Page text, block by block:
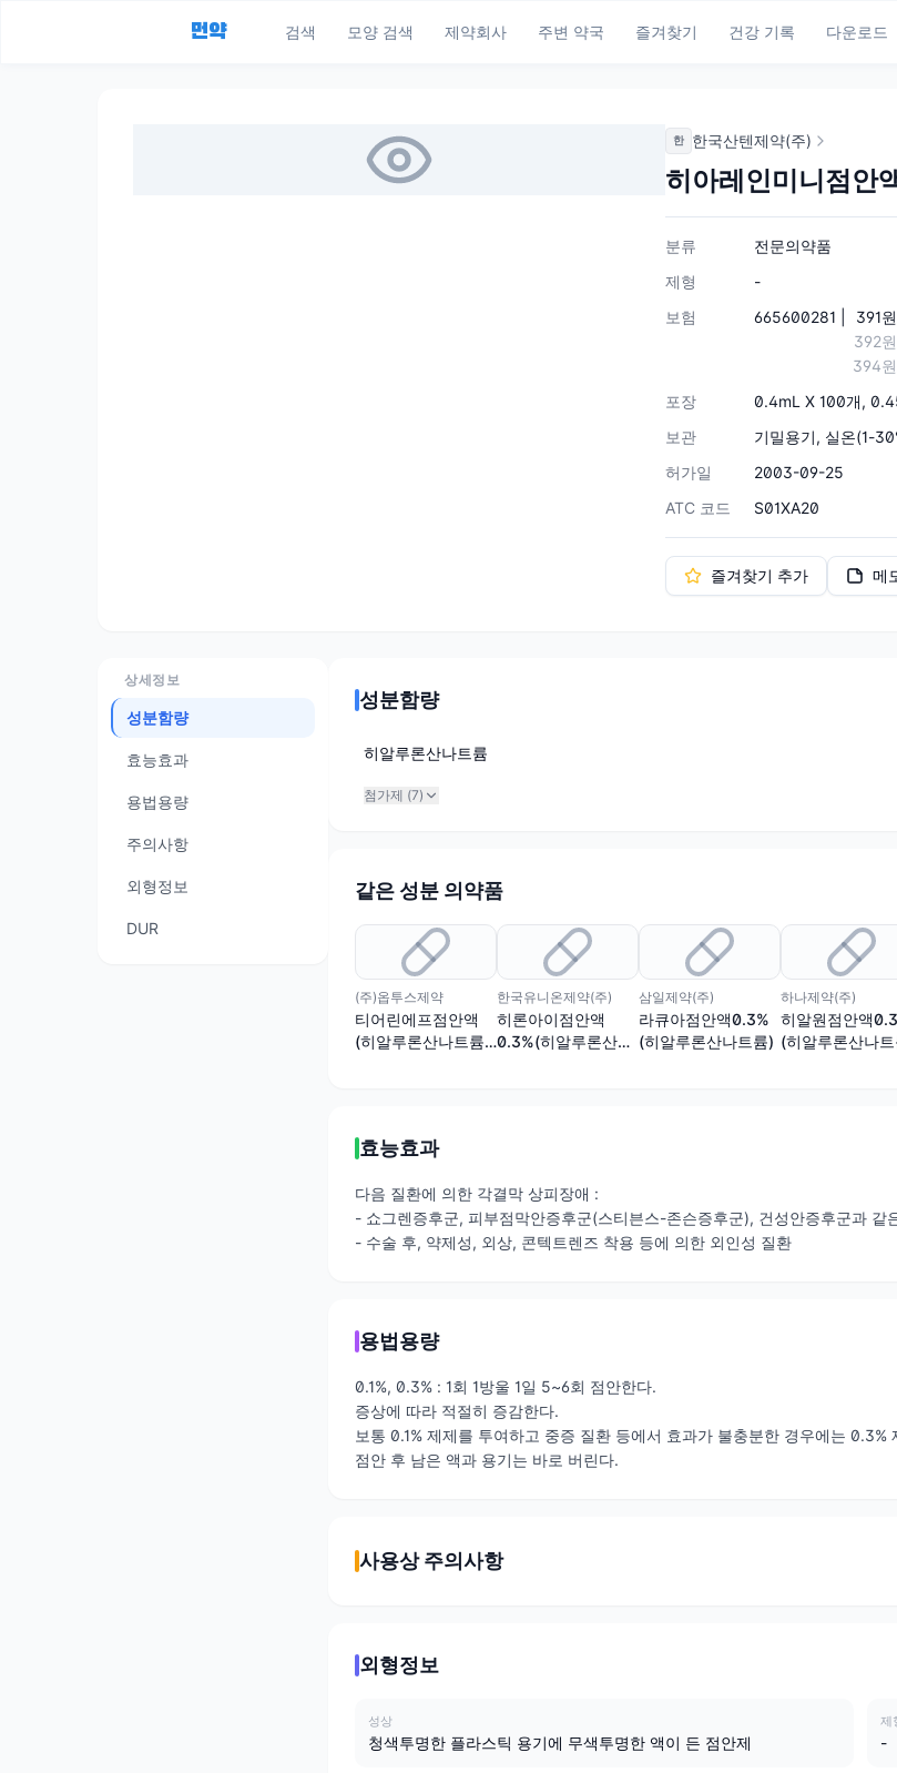
먼약 검색 모양 검색 제약회사 주변 약국 즐겨찾기 건강 기록 다운로드
한 한국산텐제약(주)
히아레인미니점안
분류
전문의약품
제형
-
보험
665600281 | 391
392
394
포장
0.4mL X 100개,
보관
기밀용기, 실온(1-
허가일
2003-09-25
ATC 코드
S01XA20
즐겨찾기 추가 메
상세정보
성분함량
효능효과
용법용량
주의사항
외형정보
DUR
성분함량
히알루론산나트륨
첨가제 (7)
같은 성분 의약품
(주)옵투스제약
티어린에프점안액
(히알루론산나트륨)
한국유니온제약(주)
히론아이점안액
0.3%(히알루론산나
삼일제약(주)
라큐아점안액0.3%
(히알루론산나트륨)
하나제약(주)
히알원점안액
(히알루론산나트
효능효과
다음 질환에 의한 각결막 상피장애 :
- 쇼그렌증후군, 피부점막안증후군(스티븐스-존슨증후군), 건성안증후군과 같
- 수술 후, 약제성, 외상, 콘텍트렌즈 착용 등에 의한 외인성 질환
용법용량
0.1%, 0.3% : 1회 1방울 1일 5~6회 점안한다.
증상에 따라 적절히 증감한다.
보통 0.1% 제제를 투여하고 중증 질환 등에서 효과가 불충분한 경우에는 0.3%
점안 후 남은 액과 용기는 바로 버린다.
사용상 주의사항
외형정보
성상
청색투명한 플라스틱 용기에 무색투명한 액이 든 점안제
제
-